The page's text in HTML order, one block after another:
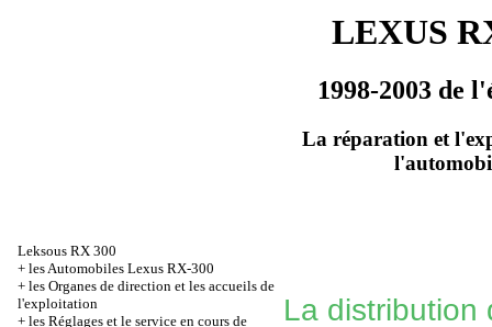
LEXUS
1998-2003 de
La réparation et
Leksous RX 300
+ les Automobiles Lexus RX-300
+ les Organes de direction et les accueils de
l'exploitation
+ les Réglages et le service en cours de
La distribution